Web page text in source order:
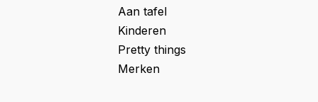
Aan tafel
Kinderen
Pretty things
Merken